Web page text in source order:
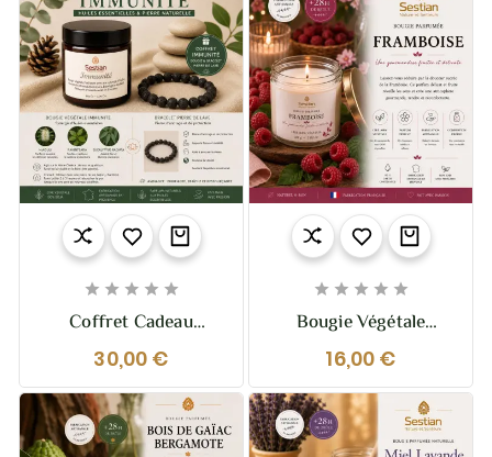
    
Coffret Cadeau
Immunité – Bougie &
Bracelet Pierre De
Lave
30,00 €
    
Bougie Végétale
Parfumée Framboise –
110g – Fruitée Et
Chaleureuse
16,00 €